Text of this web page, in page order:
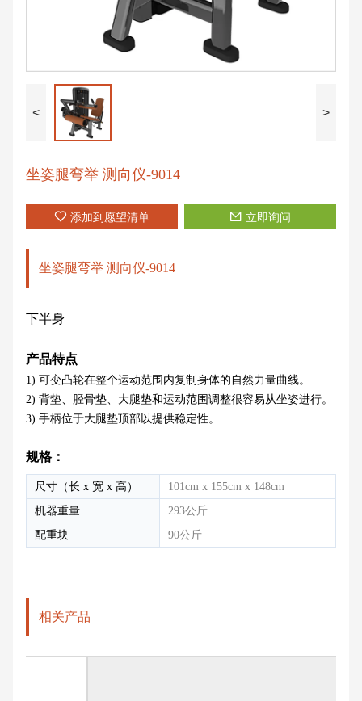
< >
坐姿腿弯举 测向仪-9014
添加到愿望清单 立即询问
坐姿腿弯举 测向仪-9014
下半身
产品特点
1) 可变凸轮在整个运动范围内复制身体的自然力量曲线。
2) 背垫、胫骨垫、大腿垫和运动范围调整很容易从坐姿进行。
3) 手柄位于大腿垫顶部以提供稳定性。
规格：
尺寸（长 x 宽 x 高）
101cm x 155cm x 148cm
机器重量
293公斤
配重块
90公斤
相关产品